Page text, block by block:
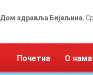
Дом здравља Бијељина,
Почетна О нама